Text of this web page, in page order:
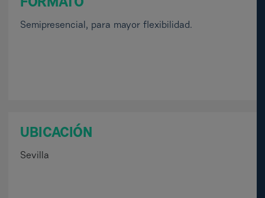
FORMATO
Semipresencial, para mayor flexibilidad.
UBICACIÓN
Sevilla